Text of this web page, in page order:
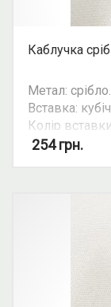
Каблучка
Метал: срібло.
Вставка:
Колір
Вид: круглий
254грн.